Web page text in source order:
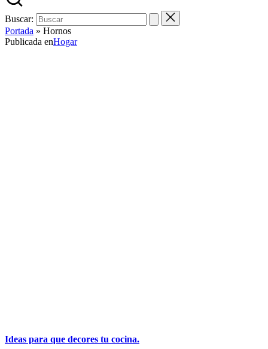
Buscar:
Portada » Hornos
Publicada enHogar
Ideas para que decores tu cocina.